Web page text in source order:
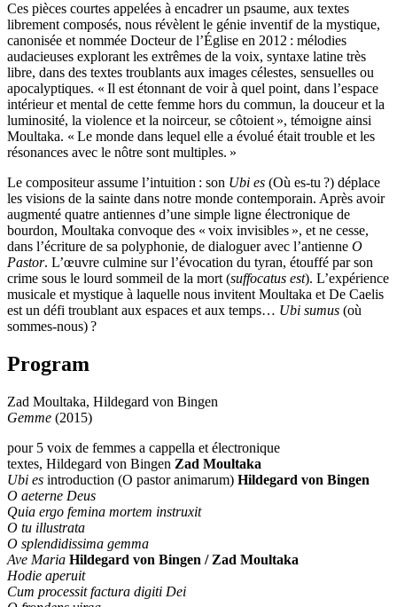
Ces pièces courtes appelées à encadrer un psaume, aux textes
librement composés, nous révèlent le génie inventif de la mystique,
canonisée et nommée Docteur de l’Église en 2012 : mélodies
audacieuses explorant les extrêmes de la voix, syntaxe latine très
libre, dans des textes troublants aux images célestes, sensuelles ou
apocalyptiques. « Il est étonnant de voir à quel point, dans l’espace
intérieur et mental de cette femme hors du commun, la douceur et la
luminosité, la violence et la noirceur, se côtoient », témoigne ainsi
Moultaka. « Le monde dans lequel elle a évolué était trouble et les
résonances avec le nôtre sont multiples. »
Le compositeur assume l’intuition : son Ubi es (Où es-tu ?) déplace
les visions de la sainte dans notre monde contemporain. Après avoir
augmenté quatre antiennes d’une simple ligne électronique de
bourdon, Moultaka convoque des « voix invisibles », et ne cesse,
dans l’écriture de sa polyphonie, de dialoguer avec l’antienne O
Pastor. L’œuvre culmine sur l’évocation du tyran, étouffé par son
crime sous le lourd sommeil de la mort (suffocatus est). L’expérience
musicale et mystique à laquelle nous invitent Moultaka et De Caelis
est un défi troublant aux espaces et aux temps… Ubi sumus (où
sommes-nous) ?
Program
Zad Moultaka, Hildegard von Bingen
Gemme (2015)
pour 5 voix de femmes a cappella et électronique
textes, Hildegard von Bingen Zad Moultaka
Ubi es introduction (O pastor animarum) Hildegard von Bingen
O aeterne Deus
Quia ergo femina mortem instruxit
O tu illustrata
O splendidissima gemma
Ave Maria Hildegard von Bingen / Zad Moultaka
Hodie aperuit
Cum processit factura digiti Dei